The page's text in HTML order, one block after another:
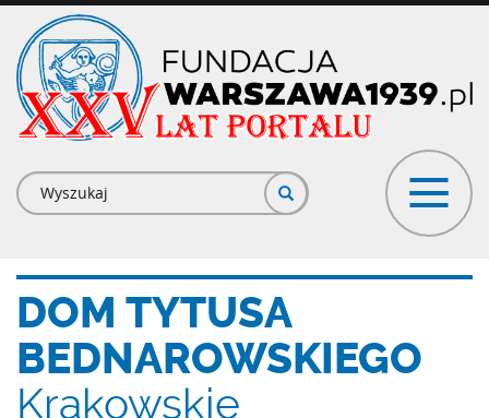
Przejdź
treści
Formularz
wyszukiwania
DOM TYTUSA
BEDNAROWSKIEGO
Krakowskie